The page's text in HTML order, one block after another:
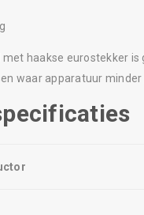
met haakse eurostekker
waar apparatuur